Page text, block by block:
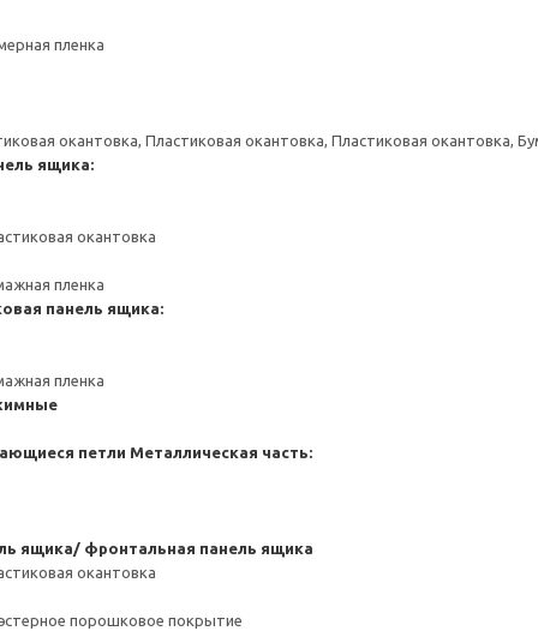
пленка
окантовка, Пластиковая окантовка, Пластиковая окантовка,
ящика:
окантовка
пленка
панель ящика:
пленка
петли Металлическая часть:
ящика/ фронтальная панель ящика
окантовка
порошковое покрытие